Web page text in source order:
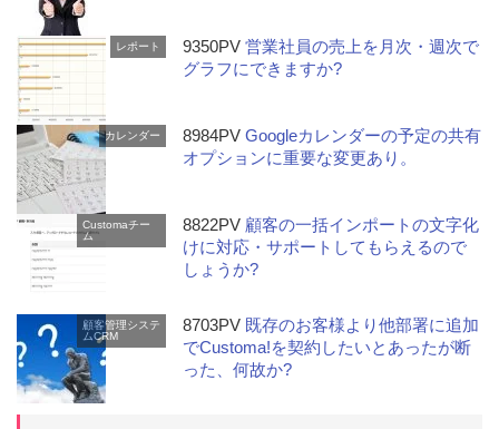
レポート 9350PV営業社員の売上を月次・週次で
グラフにできますか?
カレンダー 8984PVGoogleカレンダーの予定の共有
オプションに重要な変更あり。
Customaチー
ム
8822PV 顧客の一括インポートの文字化
けに対応・サポートしてもらえるので
しょうか?
顧客管理システ
ムCRM
8703PV 既存のお客様より他部署に追加
でCustoma!を契約したいとあったが断
った、何故か?